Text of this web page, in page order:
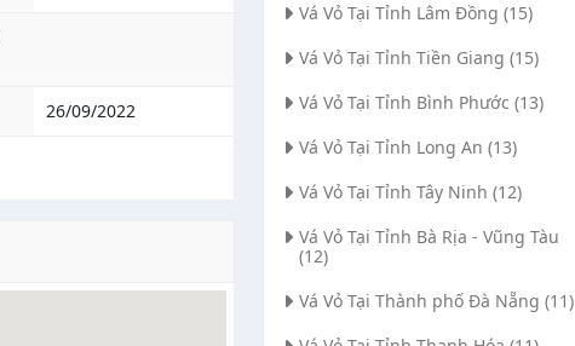
26/09/2022
Vá Vỏ Tại Tỉnh Lâm Đồng (15)
Vá Vỏ Tại Tỉnh Tiền Giang (15)
Vá Vỏ Tại Tỉnh Bình Phước (13)
Vá Vỏ Tại Tỉnh Long An (13)
Vá Vỏ Tại Tỉnh Tây Ninh (12)
Vá Vỏ Tại Tỉnh Bà Rịa - Vũng Tàu
(12)
Vá Vỏ Tại Thành phố Đà Nẵng (11)